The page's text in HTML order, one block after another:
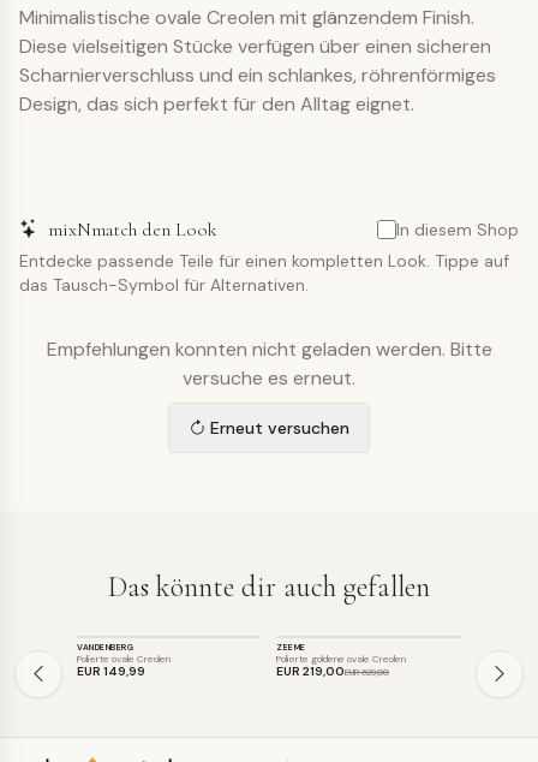
Minimalistische ovale Creolen mit glänzendem Finish.
Diese vielseitigen Stücke verfügen über einen sicheren
Scharnierverschluss und ein schlankes, röhrenförmiges
Design, das sich perfekt für den Alltag eignet.
mixNmatch den Look
In diesem Shop
Entdecke passende Teile für einen kompletten Look. Tippe auf
das Tausch-Symbol für Alternativen.
Empfehlungen konnten nicht geladen werden. Bitte
versuche es erneut.
Erneut versuchen
Das könnte dir auch gefallen
VANDENBERG
Polierte ovale Creolen
EUR 149,99
SALE
ZEEME
Polierte goldene ovale Creolen
EUR 219,00EUR 329,00 EUR 89